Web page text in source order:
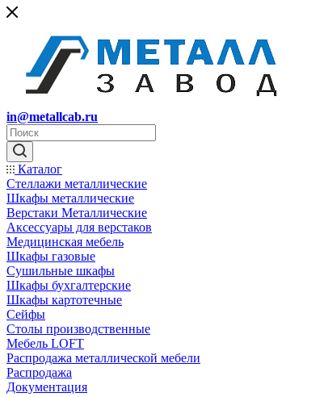
in@metallcab.ru
Каталог
Стеллажи металлические
Шкафы металлические
Верстаки Металлические
Аксессуары для верстаков
Медицинская мебель
Шкафы газовые
Сушильные шкафы
Шкафы бухгалтерские
Шкафы картотечные
Сейфы
Столы производственные
Мебель LOFT
Распродажа металлической мебели
Распродажа
Документация